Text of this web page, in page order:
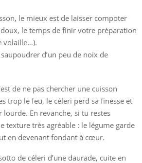
le mieux est de laisser compoter
le temps de finir votre préparation
volaille…).
d’un peu de noix de
de ne pas chercher une cuisson
trop le feu, le céleri perd sa finesse et
lourde. En revanche, si tu restes
texture très agréable : le légume garde
en devenant fondant à cœur.
de céleri d’une daurade, cuite en